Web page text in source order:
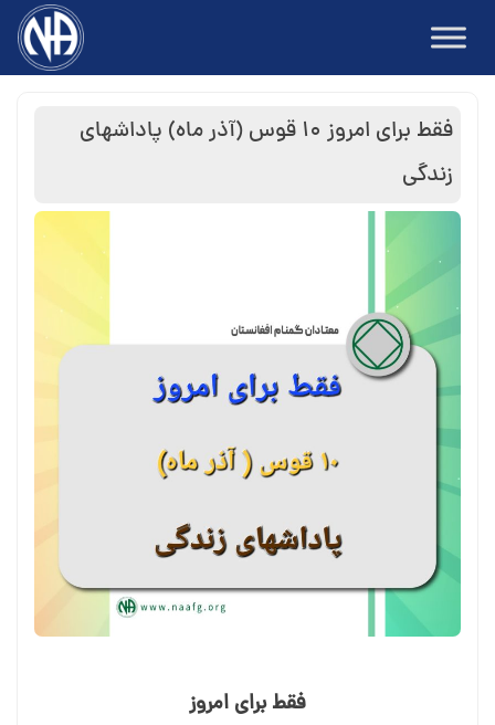
content
فقط برای امروز ۱۰ قوس (آذر ماه) پاداش⁯های
زندگی
فقط برای امروز